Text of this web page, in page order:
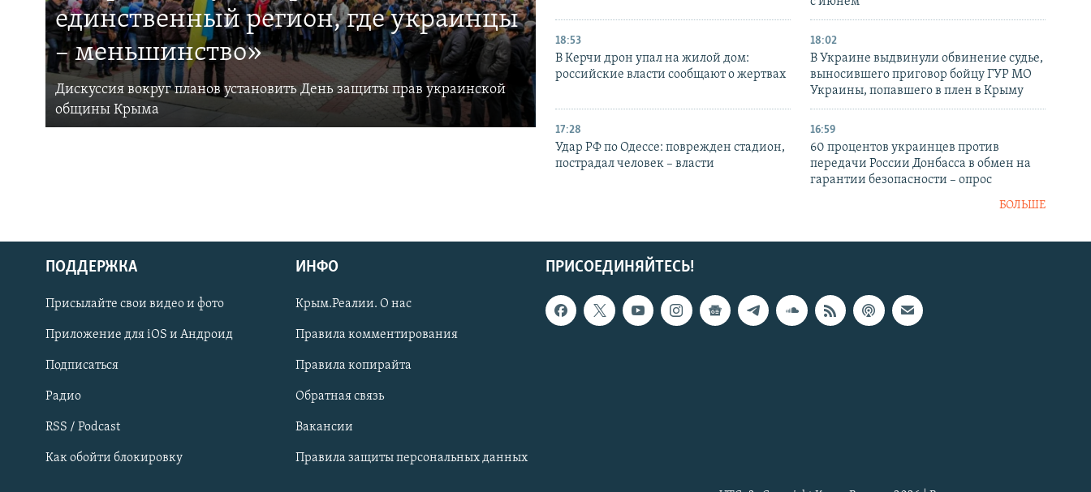
Українською
Qırımtatar
ПРИСОЕДИНЯЙТЕСЬ!
единственный регион, где украинцы
– меньшинство»
Дискуссия вокруг планов установить День защиты прав украинской
общины Крыма
18:53
В Керчи дрон упал на жилой дом:
российские власти сообщают о жертвах
18:02
В Украине выдвинули обвинение судье,
выносившего приговор бойцу ГУР МО
Украины, попавшего в плен в Крыму
17:28
Удар РФ по Одессе: поврежден стадион,
пострадал человек – власти
16:59
60 процентов украинцев против
передачи России Донбасса в обмен на
гарантии безопасности – опрос
БОЛЬШЕ
ПРИСОЕДИНЯЙТЕСЬ!
ПОДДЕРЖКА
Присылайте свои видео и фото
Приложение для iOS и Андроид
Подписаться
Радио
RSS / Podcast
Как обойти блокировку
ИНФО
Крым.Реалии. О нас
Правила комментирования
Правила копирайта
Обратная связь
Вакансии
Правила защиты персональных данных